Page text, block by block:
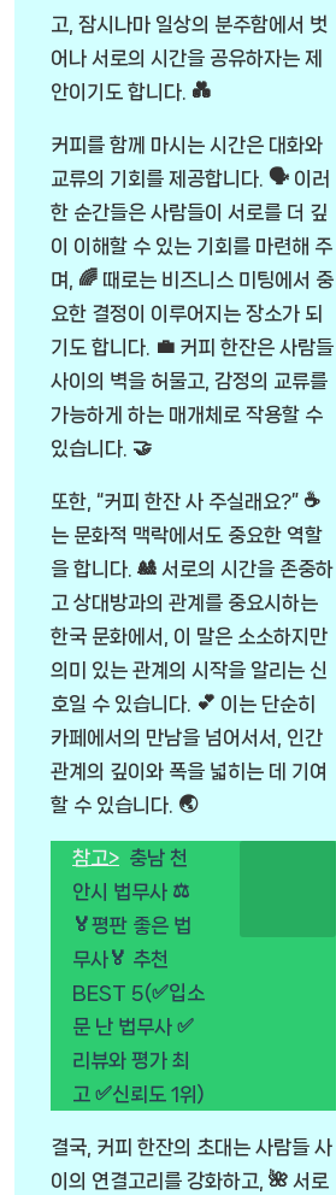
고, 잠시나마 일상의 분주함에서 벗
어나 서로의 시간을 공유하자는 제
안이기도 합니다. 💑
커피를 함께 마시는 시간은 대화와
교류의 기회를 제공합니다. 🗣️ 이러
한 순간들은 사람들이 서로를 더 깊
이 이해할 수 있는 기회를 마련해 주
며, 🌈 때로는 비즈니스 미팅에서 중
요한 결정이 이루어지는 장소가 되
기도 합니다. 💼 커피 한잔은 사람들
사이의 벽을 허물고, 감정의 교류를
가능하게 하는 매개체로 작용할 수
있습니다. 🤝
또한, “커피 한잔 사 주실래요?” ☕
는 문화적 맥락에서도 중요한 역할
을 합니다. 🎎 서로의 시간을 존중하
고 상대방과의 관계를 중요시하는
한국 문화에서, 이 말은 소소하지만
의미 있는 관계의 시작을 알리는 신
호일 수 있습니다. 💕 이는 단순히
카페에서의 만남을 넘어서서, 인간
관계의 깊이와 폭을 넓히는 데 기여
할 수 있습니다. 🌏
참고> 충남 천
안시 법무사 ⚖️
🏅평판 좋은 법
무사🏅 추천
BEST 5(✅입소
문 난 법무사 ✅
리뷰와 평가 최
고 ✅신뢰도 1위)
결국, 커피 한잔의 초대는 사람들 사
이의 연결고리를 강화하고, 🌺 서로